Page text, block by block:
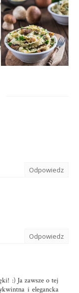
Odpowiedz
Odpowiedz
:) Ja zawsze o tej
i elegancka